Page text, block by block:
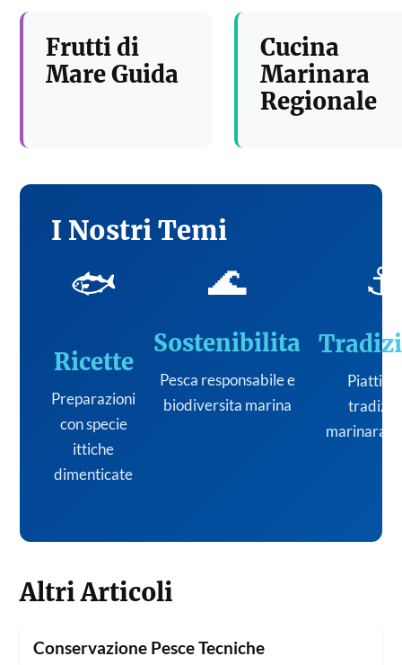
Frutti di
Mare Guida
Cucina
Marinara
Regionale
I Nostri Temi
🐟
Ricette
Preparazioni
con specie
ittiche
dimenticate
🌊
Sostenibilita
Pesca responsabile e
biodiversita marina
⚓
Piatti
marinara
Altri Articoli
Conservazione Pesce Tecniche